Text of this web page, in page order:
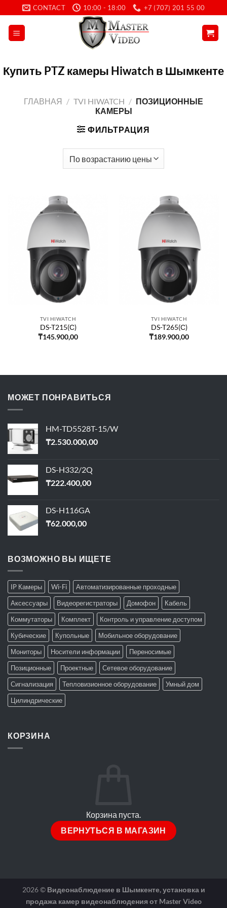
to
content
CONTACT 10:00 - 18:00 +7 (707) 201 55 00
Купить PTZ камеры Hiwatch в Шымкенте
ГЛАВНАЯ / TVI HIWATCH / ПОЗИЦИОННЫЕ
КАМЕРЫ
ФИЛЬТРАЦИЯ
TVI HIWATCH
DS-T215(С)
₸145.900,00
TVI HIWATCH
DS-T265(С)
₸189.900,00
МОЖЕТ ПОНРАВИТЬСЯ
HM-TD5528T-15/W
₸2.530.000,00
DS-H332/2Q
₸222.400,00
DS-H116GA
₸62.000,00
ВОЗМОЖНО ВЫ ИЩЕТЕ
IP Камеры Wi-Fi
Автоматизированные проходные
Аксессуары
Видеорегистраторы Домофон
Кабель
Коммутаторы
Комплект
Контроль и управление доступом
Кубические
Купольные
Мобильное оборудование
Мониторы
Носители информации
Переносимые
Позиционные
Проектные
Сетевое оборудование
Сигнализация
Тепловизионное оборудование
Умный дом
Цилиндрические
КОРЗИНА
Корзина пуста.
ВЕРНУТЬСЯ В МАГАЗИН
2026 © Видеонаблюдение в Шымкенте, установка и
продажа камер видеонаблюдения от Master Video